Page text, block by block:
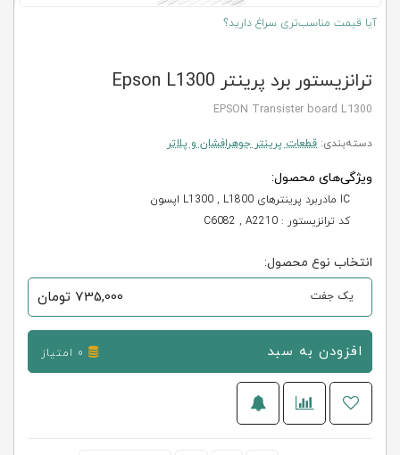
آیا قیمت مناسب‌تری سراغ دارید؟
ترانزیستور برد پرینتر Epson L1300
EPSON Transister board L1300
دسته‌بندی: قطعات پرینتر جوهرافشان و پلاتر
ویژگی‌های محصول:
IC مادربرد پرینترهای L1300 , L1800 اپسون
کد ترانزیستور : C6082 , A2210
انتخاب نوع محصول:
یک جفت 735,000 تومان
افزودن به سبد